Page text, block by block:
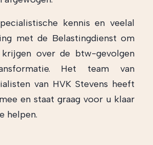
kennis en veelal
met de Belastingdienst om
over de btw-gevolgen
Het team van
van HVK Stevens heeft
en staat graag voor u klaar
helpen.